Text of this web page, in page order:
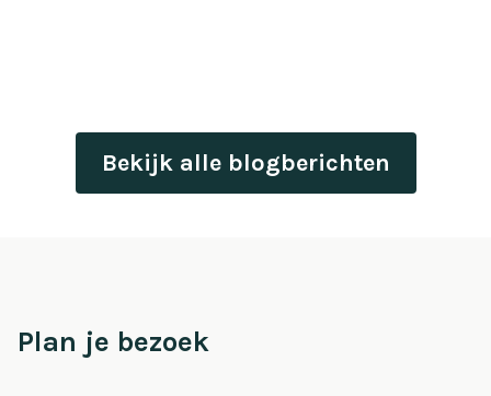
Bekijk alle blogberichten
Plan je bezoek